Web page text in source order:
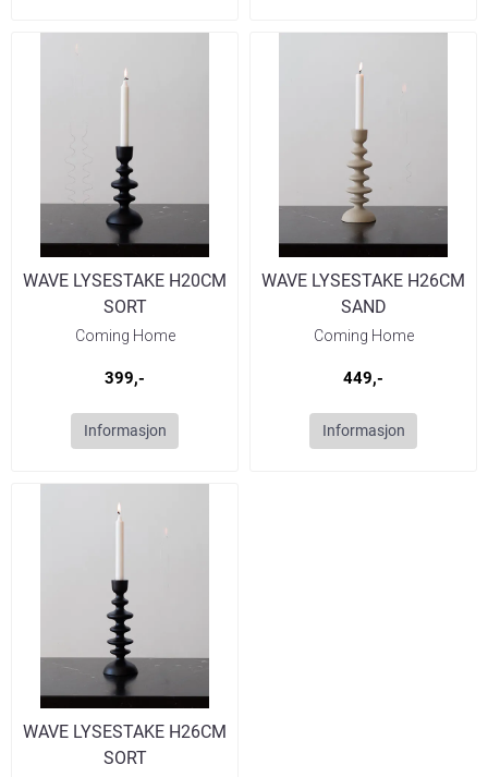
WAVE LYSESTAKE H20CM
SORT
Coming Home
399,-
Informasjon
WAVE LYSESTAKE H26CM
SAND
Coming Home
449,-
Informasjon
WAVE LYSESTAKE H26CM
SORT